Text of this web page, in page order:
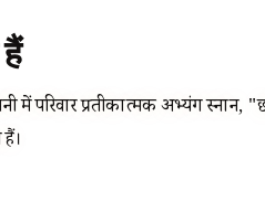
में परिवार प्रतीकात्मक अभ्यंग स्नान,